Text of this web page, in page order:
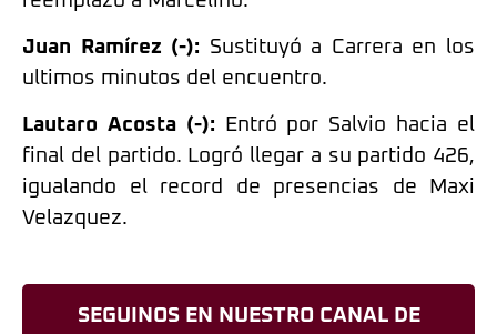
Juan Ramírez (-): Sustituyó a Carrera en los
ultimos minutos del encuentro.
Lautaro Acosta (-): Entró por Salvio hacia el
final del partido. Logró llegar a su partido 426,
igualando el record de presencias de Maxi
Velazquez.
SEGUINOS EN NUESTRO CANAL DE